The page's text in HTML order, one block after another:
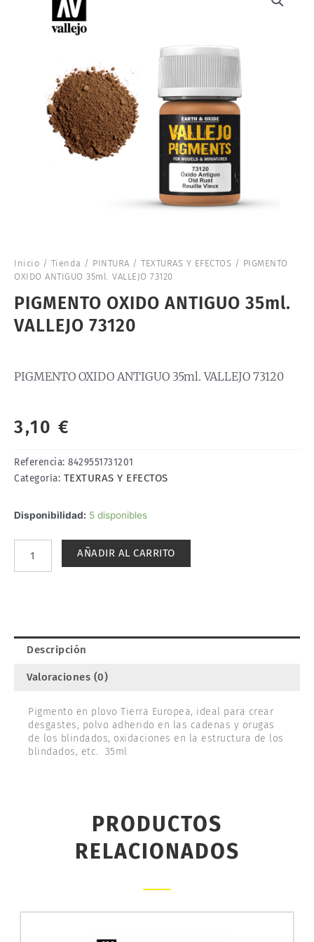
Inicio / Tienda / PINTURA / TEXTURAS Y EFECTOS / PIGMENTO
OXIDO ANTIGUO 35ml. VALLEJO 73120
PIGMENTO OXIDO ANTIGUO 35ml.
VALLEJO 73120
PIGMENTO OXIDO ANTIGUO 35ml. VALLEJO 73120
3,10 €
Referencia: 8429551731201
Categoría: TEXTURAS Y EFECTOS
Disponibilidad: 5 disponibles
PIGMENTO
35ml.
AÑADIR AL CARRITO
Descripción
Valoraciones (0)
Pigmento en plovo Tierra Europea, ideal para crear
desgastes, polvo adherido en las cadenas y orugas
de los blindados, oxidaciones en la estructura de los
blindados, etc. 35ml
PRODUCTOS
RELACIONADOS